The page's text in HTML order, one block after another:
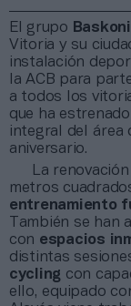
El grupo
Vitoria y su
instalación
la ACB para
a todos los
que ha
integral del área
aniversario.
La
metros
entrenamiento
También se han
con espacios
distintas
cycling con
ello, equipado